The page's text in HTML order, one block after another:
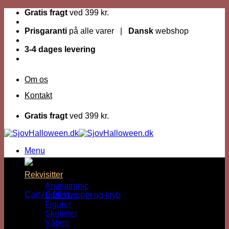
Fortsæt
indhold
Gratis fragt ved 399 kr.
Prisgaranti på alle varer | Dansk webshop
3-4 dages levering
Om os
Kontakt
Gratis fragt ved 399 kr.
Menu
Dage til Halloween :
Cart /0,00kr.
Rekvisitter
Animatronic
Edderkopper og kryb
Figurer
Skeletter
Våben